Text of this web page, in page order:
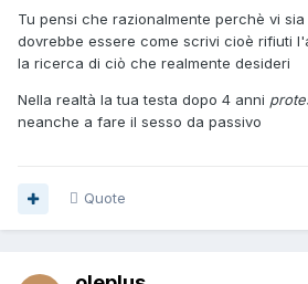
Tu pensi che razionalmente perchè vi
dovrebbe essere come scrivi cioè rifiuti
la ricerca di ciò che realmente desideri
Nella realtà la tua testa dopo 4 anni
neanche a fare il sesso da passivo
Quote